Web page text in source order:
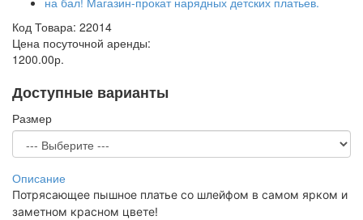
Код Товара: 22014
Цена посуточной аренды:
1200.00р.
Доступные варианты
Размер
Описание
Потрясающее пышное платье со шлейфом в самом ярком и
заметном красном цвете!